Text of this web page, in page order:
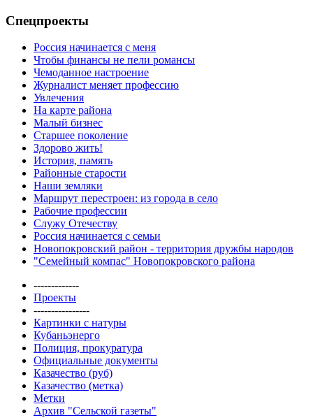
Спецпроекты
Россия начинается с меня
Чтобы финансы не пели романсы
Чемоданное настроение
Журналист меняет профессию
Увлечения
На карте района
Малый бизнес
Старшее поколение
Здорово жить!
История, память
Районные старости
Наши земляки
Маршрут перестроен: из города в село
Рабочие профессии
Служу Отечеству
Россия начинается с семьи
Новопокровский район - территория дружбы народов
"Семейный компас" Новопокровского района
-------------
Проекты
----------------
Картинки с натуры
Кубаньэнерго
Полиция, прокуратура
Официальные документы
Казачество (руб)
Казачество (метка)
Метки
Архив "Сельской газеты"